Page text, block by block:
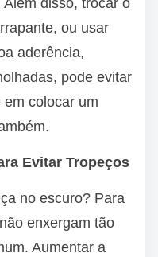
disso, trocar o
ou usar
aderência,
pode evitar
colocar um
Evitar Tropeços
no escuro? Para
enxergam tão
Aumentar a